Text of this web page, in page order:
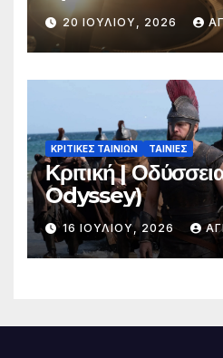
μεγαλύτερη μάχη
της Marvel
20 ΙΟΥΛΊΟΥ, 2026
ΚΡΙΤΙΚΕΣ ΤΑΙΝΙΩΝ ΤΑΙΝΙΕΣ
Κριτική |
Odyssey)
16 ΙΟΥΛΊΟΥ, 2026